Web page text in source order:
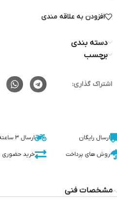
افزودن به علاقه مندی
دسته بندی
برچسب
اشتراک گذاری:
ارسال رایگان ارسال 3 ساعته
روش های پرداخت خرید حضوری
مشخصات فنی